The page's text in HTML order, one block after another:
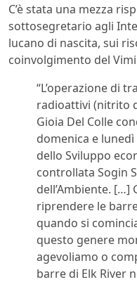
C’è stata una mezza
sottosegretario agli
lucano di nascita, sui
coinvolgimento del
“L’operazione di
radioattivi (nitrito
Gioia Del Colle
domenica e
dello Sviluppo
controllata Sogin
dell’Ambiente. […]
riprendere le
quando si
questo genere
agevoliamo o
barre di Elk River